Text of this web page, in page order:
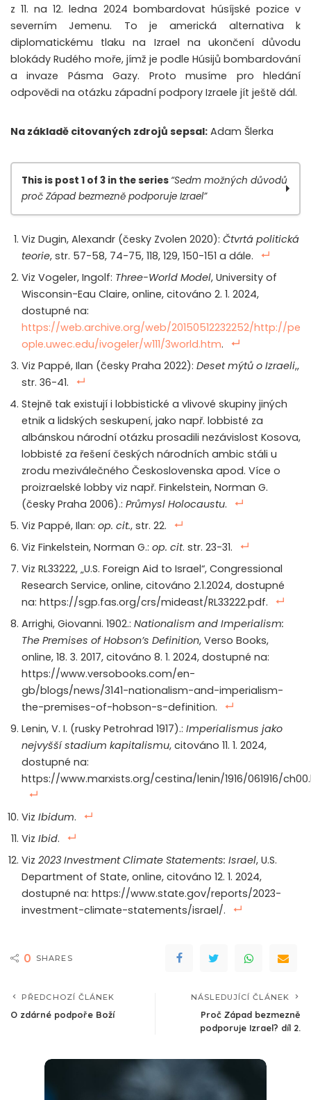
z 11. na 12. ledna 2024 bombardovat húsíjské pozice v
severním Jemenu. To je americká alternativa k
diplomatickému tlaku na Izrael na ukončení důvodu
blokády Rudého moře, jímž je podle Húsijů bombardování
a invaze Pásma Gazy. Proto musíme pro hledání
odpovědi na otázku západní podpory Izraele jít ještě dál.
Na základě citovaných zdrojů sepsal: Adam Šlerka
This is post 1 of 3 in the series“Sedm možných důvodů
proč Západ bezmezně podporuje Izrael”
Proč Západ bezmezně podporuje Izrael? díl 1.
Proč Západ bezmezně podporuje Izrael? díl 2.
Viz Dugin, Alexandr (česky Zvolen 2020): Čtvrtá politická
teorie, str. 57-58, 74-75, 118, 129, 150-151 a dále.
Viz Vogeler, Ingolf: Three-World Model, University of
Wisconsin-Eau Claire, online, citováno 2. 1. 2024,
dostupné na:
https://web.archive.org/web/20150512232252/http://pe
ople.uwec.edu/ivogeler/w111/3world.htm.
Viz Pappé, Ilan (česky Praha 2022): Deset mýtů o Izraeli,,
str. 36-41.
Stejně tak existují i lobbistické a vlivové skupiny jiných
etnik a lidských seskupení, jako např. lobbisté za
albánskou národní otázku prosadili nezávislost Kosova,
lobbisté za řešení českých národních ambic stáli u
zrodu meziválečného Československa apod. Více o
proizraelské lobby viz např. Finkelstein, Norman G.
(česky Praha 2006).: Průmysl Holocaustu.
Viz Pappé, Ilan: op. cit., str. 22.
Viz Finkelstein, Norman G.: op. cit. str. 23-31.
Viz RL33222, „U.S. Foreign Aid to Israel“, Congressional
Research Service, online, citováno 2.1.2024, dostupné
na: https://sgp.fas.org/crs/mideast/RL33222.pdf.
Arrighi, Giovanni. 1902.: Nationalism and Imperialism:
The Premises of Hobson’s Definition, Verso Books,
online, 18. 3. 2017, citováno 8. 1. 2024, dostupné na:
https://www.versobooks.com/en-
gb/blogs/news/3141-nationalism-and-imperialism-
the-premises-of-hobson-s-definition.
Lenin, V. I. (rusky Petrohrad 1917).: Imperialismus jako
nejvyšší stadium kapitalismu, citováno 11. 1. 2024,
dostupné na:
https://www.marxists.org/cestina/lenin/1916/061916/
Viz Ibidum.
Viz Ibid.
Viz 2023 Investment Climate Statements: Israel, U.S.
Department of State, online, citováno 12. 1. 2024,
dostupné na: https://www.state.gov/reports/2023-
investment-climate-statements/israel/.
0 SHARES
PŘEDCHOZÍ ČLÁNEK
O zdárné podpoře Boží
NÁSLEDUJÍCÍ ČLÁNEK
Proč Západ bezmezně
podporuje Izrael? díl 2.